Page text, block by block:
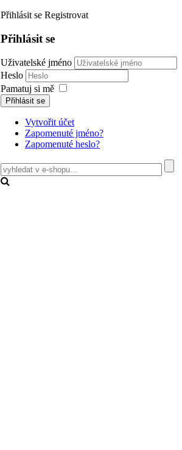
Přihlásit se Registrovat
Přihlásit se
Uživatelské jméno
Heslo
Pamatuj si mě
Přihlásit se
Vytvořit účet
Zapomenuté jméno?
Zapomenuté heslo?